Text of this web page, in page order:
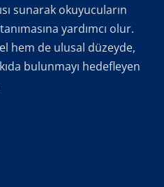
sunarak okuyucuların
yardımcı olur.
hem de ulusal düzeyde,
bulunmayı hedefleyen